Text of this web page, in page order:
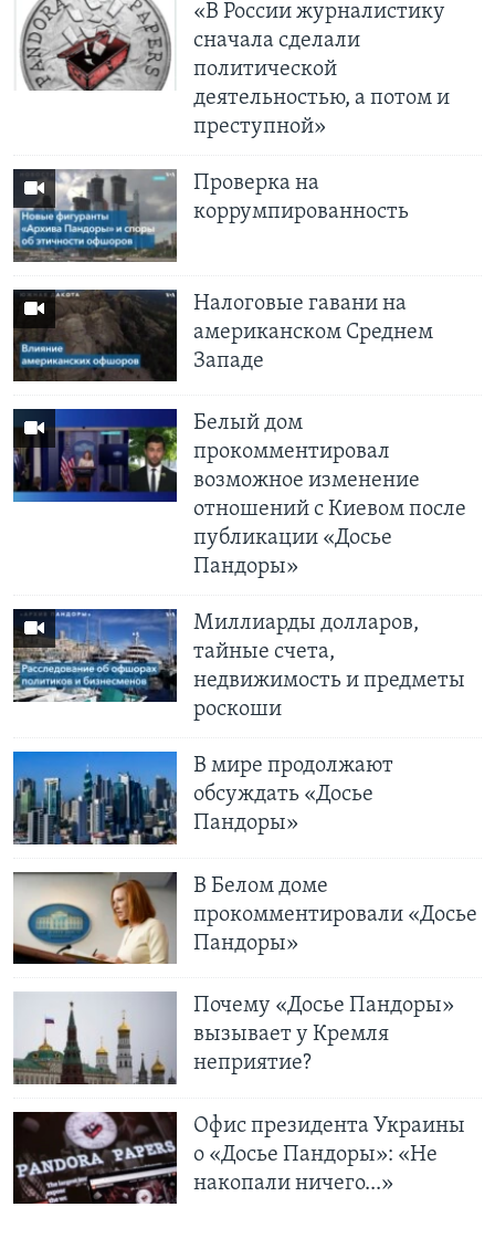
«В России журналистику
сначала сделали
политической
деятельностью, а потом и
преступной»
Проверка на
коррумпированность
Налоговые гавани на
американском Среднем
Западе
Белый дом
прокомментировал
возможное изменение
отношений с Киевом после
публикации «Досье
Пандоры»
Миллиарды долларов,
тайные счета,
недвижимость и предметы
роскоши
В мире продолжают
обсуждать «Досье
Пандоры»
В Белом доме
прокомментировали «Досье
Пандоры»
Почему «Досье Пандоры»
вызывает у Кремля
неприятие?
Офис президента Украины
о «Досье Пандоры»: «Не
накопали ничего...»